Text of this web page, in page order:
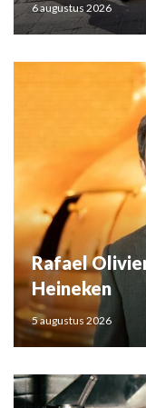
6 augustus 2026
Rafael
Heineken
5 augustus 2026